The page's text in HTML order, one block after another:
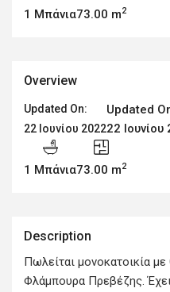
1 Μπάνια73.00 m2
Overview
Updated On:
22 Ιουνίου 2022
Updated
22 Ιουνίου
1 Μπάνια73.00 m2
Description
Πωλείται μονοκατοικία
Φλάμπουρα Πρεβέζης.